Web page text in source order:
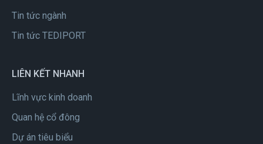
Tin tức ngành
Tin tức TEDIPORT
LIÊN KẾT NHANH
Lĩnh vực kinh doanh
Quan hệ cổ đông
Dự án tiêu biểu